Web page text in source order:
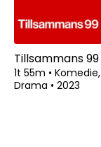
Tillsammans 99
1t 55m • Komedie,
Drama • 2023